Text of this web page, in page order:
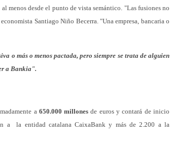
al menos desde el punto de vista semántico. "Las fusiones no
Santiago Niño Becerra. "Una empresa, bancaria o
o más o menos pactada, pero siempre se trata de alguien
a Bankia".
a 650.000 millones de euros y contará de inicio
a la entidad catalana CaixaBank y más de 2.200 a la